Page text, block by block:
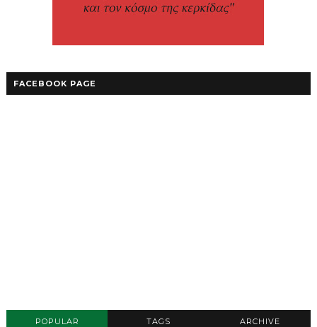
FACEBOOK PAGE
POPULAR TAGS ARCHIVE